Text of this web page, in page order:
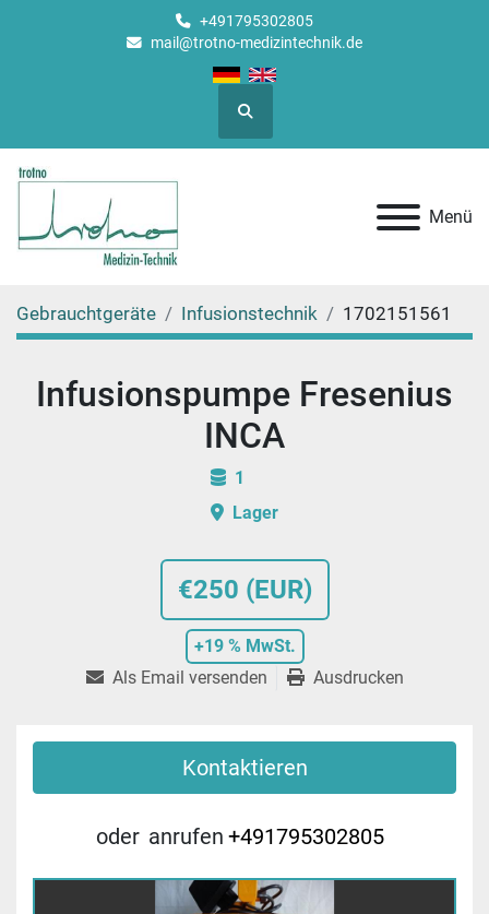
+491795302805
mail@trotno-medizintechnik.de
Suche
Menü
Gebrauchtgeräte Infusionstechnik 1702151561
€250 (EUR)
+19 % MwSt.
Infusionspumpe Fresenius
INCA
1
Lager
Als Email versenden Ausdrucken
Kontaktieren
oder anrufen +491795302805